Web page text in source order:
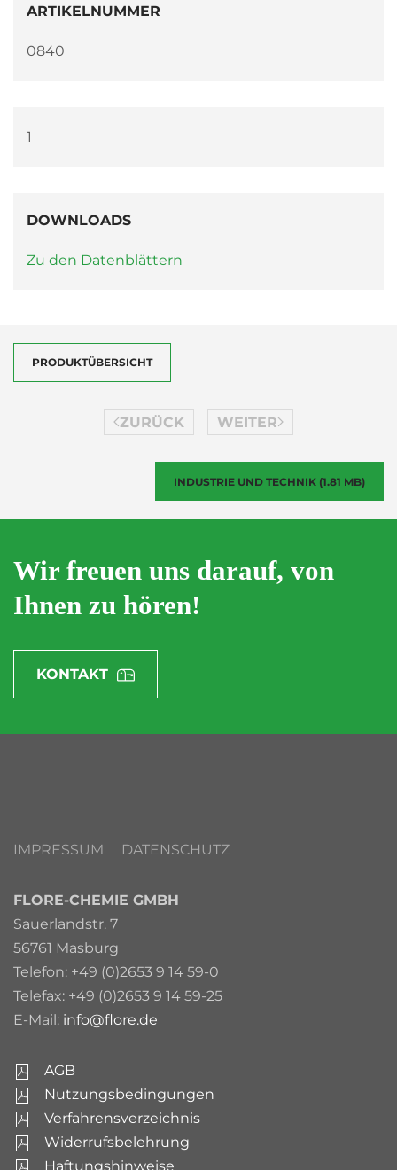
ARTIKELNUMMER
0840
1
DOWNLOADS
Zu den Datenblättern
PRODUKTÜBERSICHT
ZURÜCK WEITER
INDUSTRIE UND TECHNIK (1.81 MB)
Wir freuen uns darauf, von
Ihnen zu hören!
KONTAKT
IMPRESSUM DATENSCHUTZ
FLORE-CHEMIE GMBH
Sauerlandstr. 7
56761 Masburg
Telefon: +49 (0)2653 9 14 59-0
Telefax: +49 (0)2653 9 14 59-25
E-Mail: info@flore.de
AGB
Nutzungsbedingungen
Verfahrensverzeichnis
Widerrufsbelehrung
Haftungshinweise